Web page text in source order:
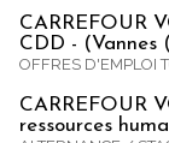
CARREFOUR
CDD - (Vannes
OFFRES D'EMPLOI
CARREFOUR
ressources